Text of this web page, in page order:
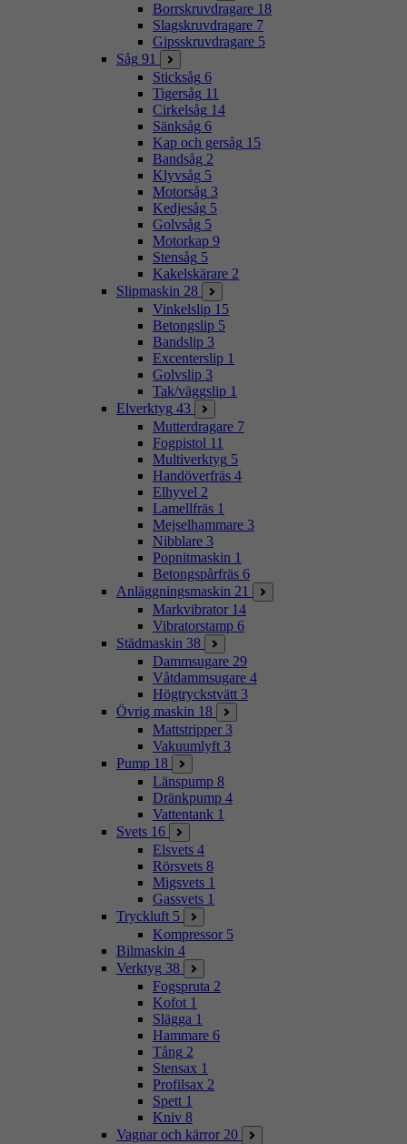
Borrskruvdragare 18
Slagskruvdragare 7
Gipsskruvdragare 5
Såg 91
Sticksåg 6
Tigersåg 11
Cirkelsåg 14
Sänksåg 6
Kap och gersåg 15
Bandsåg 2
Klyvsåg 5
Motorsåg 3
Kedjesåg 5
Golvsåg 5
Motorkap 9
Stensåg 5
Kakelskärare 2
Slipmaskin 28
Vinkelslip 15
Betongslip 5
Bandslip 3
Excenterslip 1
Golvslip 3
Tak/väggslip 1
Elverktyg 43
Mutterdragare 7
Fogpistol 11
Multiverktyg 5
Handöverfräs 4
Elhyvel 2
Lamellfräs 1
Mejselhammare 3
Nibblare 3
Popnitmaskin 1
Betongspårfräs 6
Anläggningsmaskin 21
Markvibrator 14
Vibratorstamp 6
Städmaskin 38
Dammsugare 29
Våtdammsugare 4
Högtryckstvätt 3
Övrig maskin 18
Mattstripper 3
Vakuumlyft 3
Pump 18
Länspump 8
Dränkpump 4
Vattentank 1
Svets 16
Elsvets 4
Rörsvets 8
Migsvets 1
Gassvets 1
Tryckluft 5
Kompressor 5
Bilmaskin 4
Verktyg 38
Fogspruta 2
Kofot 1
Slägga 1
Hammare 6
Tång 2
Stensax 1
Profilsax 2
Spett 1
Kniv 8
Vagnar och kärror 20